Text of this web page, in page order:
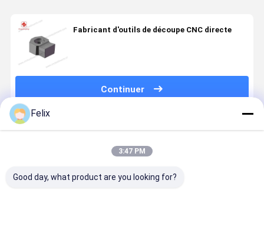
Fabricant d'outils de découpe CNC directe
Continuer
Produits Recommandés
Felix
3:47 PM
Good day, what product are you looking for?